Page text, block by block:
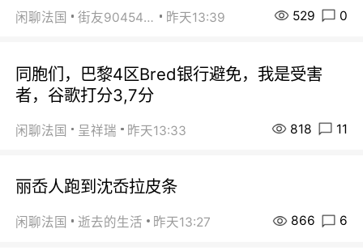
闲聊法国 街友90454511 昨天13:39 529 0
同胞们，巴黎4区Bred银行避免，我是受害
者，谷歌打分3,7分
闲聊法国 呈祥瑞 昨天13:33 818 11
丽岙人跑到沈岙拉皮条
闲聊法国 逝去的生活 昨天13:27 866 6